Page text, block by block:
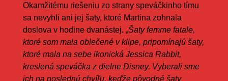
Okamžitému riešeniu zo strany speváčkinho tímu
sa nevyhli ani jej šaty, ktoré Martina zohnala
doslova v hodine dvanástej. „Šaty femme fatale,
ktoré som mala oblečené v klipe, pripomínajú šaty,
ktoré mala na sebe ikonická Jessica Rabbit,
kreslená speváčka z dielne Disney. Vyberali sme
ich na poslednú chvíľu, keďže pôvodné šaty